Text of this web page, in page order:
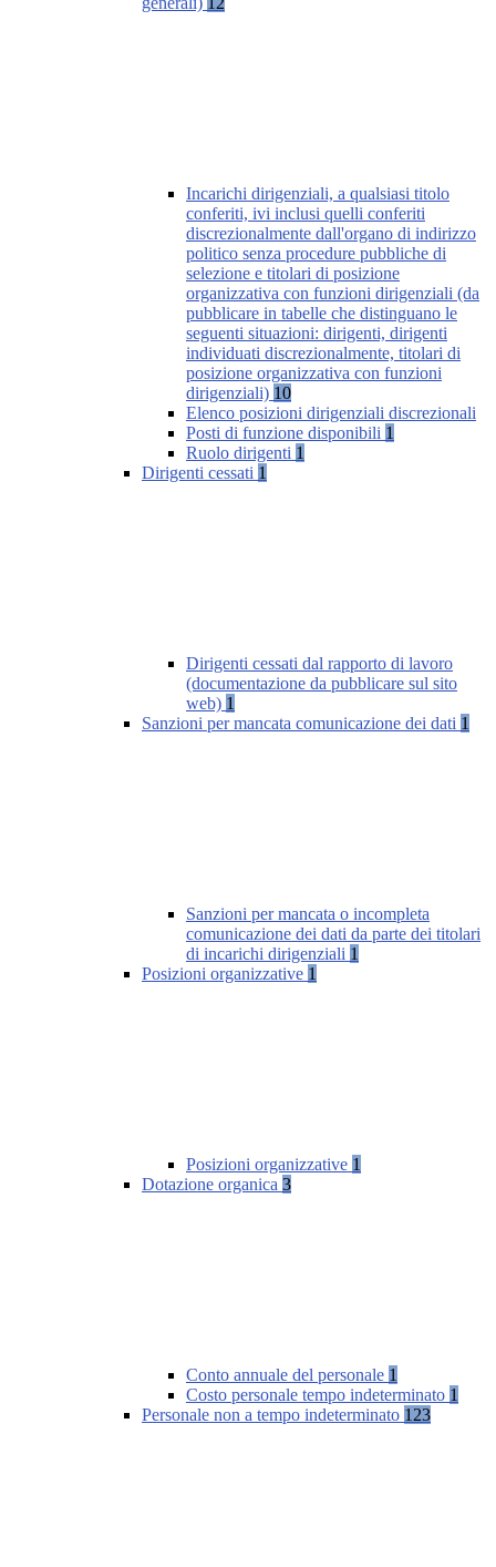
Incarichi dirigenziali, a qualsiasi titolo
conferiti, ivi inclusi quelli conferiti
discrezionalmente dall'organo di indirizzo
politico senza procedure pubbliche di
selezione e titolari di posizione
organizzativa con funzioni dirigenziali (da
pubblicare in tabelle che distinguano le
seguenti situazioni: dirigenti, dirigenti
individuati discrezionalmente, titolari di
posizione organizzativa con funzioni
dirigenziali) 10
Elenco posizioni dirigenziali discrezionali
Posti di funzione disponibili 1
Ruolo dirigenti 1
Dirigenti cessati 1
Dirigenti cessati dal rapporto di lavoro
(documentazione da pubblicare sul sito
web) 1
Sanzioni per mancata comunicazione dei dati 1
Sanzioni per mancata o incompleta
comunicazione dei dati da parte dei titolari
di incarichi dirigenziali 1
Posizioni organizzative 1
Posizioni organizzative 1
Dotazione organica 3
Conto annuale del personale 1
Costo personale tempo indeterminato 1
Personale non a tempo indeterminato 123